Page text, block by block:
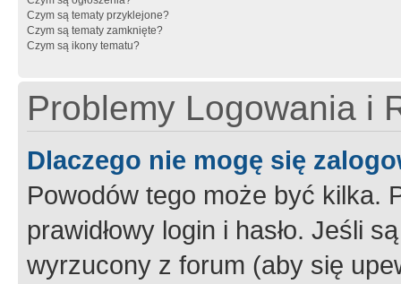
Czym są tematy przyklejone?
Czym są tematy zamknięte?
Czym są ikony tematu?
Problemy Logowania i
Dlaczego nie mogę się
Powodów tego może być kilka.
prawidłowy login i hasło. Jeśli
wyrzucony z forum (aby się